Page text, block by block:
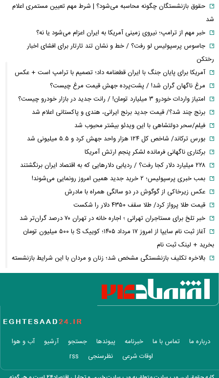
حقوق بازنشستگان چگونه محاسبه می‌شود؟ | شرط مهم تعیین مستمری اعلام
شد
خبر مهم از ترامپ؛ نیروی زمینی آمریکا به ایران اعزام می‌شود یا نه؟
جاسوس پرسپولیس لو رفت؟ / خط و نشان تند تارتار برای افشای اخبار
رختکن
آمریکا برای پایان جنگ با ایران قطعنامه داد؛ تصمیم با ترامپ است + عکس
مرغ ناگهان گران شد! / پشت‌پرده جهش قیمت مرغ چیست؟
امتیاز واردات خودرو ۳ میلیارد تومان! / رانت جدید در بازار خودرو چیست؟
برنج چند شد؟/ قیمت جدید برنج ایرانی، هندی و پاکستانی اعلام شد
فیلم/سحر دولتشاهی با این ویدئو بیشتر محبوب شد
بورس ترکاند/ شاخص کل ۱۲۴ هزار واحد جهش کرد و ۵.۵ میلیونی شد
برکناری ناگهانی فرمانده لشکر پنجم ارتش آمریکا
۲۲۸ میلیارد دلار کجا رفت؟ / ردیابی دلارهایی که به اقتصاد ایران برنگشتند
بمب خبری پرسپولیس؛ ۲ خرید جدید همین امروز رونمایی می‌شوند!
عکس زیرخاکی از گوگوش در دو سالگی همراه با مادرش
قیمت طلا پرواز کرد/ طلا سقف ۴۳۵۰ دلار را شکست
خبر تلخ برای مستاجران تهرانی ؛ اجاره خانه در تهران ۷۰ درصد گران‌تر شد
آغاز ثبت نام سایپا از امروز ۱۷ مرداد ۱۴۰۵؛ کوییک S با ۵۰۰ میلیون تومان
بخرید + لینک ثبت نام
بالاخره تکلیف بازنشستگی مشخص شد؛ زنان و مردان با این شرایط بازنشسته
می‌شوند
فیلم/واکنش نعیمه نظام‌دوست از بغل کردن دختری با استایل پسرانه
بازداشت دو جراح زیبایی قلابی که حوصله درس خواندن نداشتند!
سنتکام درباره محاصره دریایی ایران چه نقشه‌ای دارد؟
عکس عاشقانه سپند امیرسلیمانی با پسرش
استایل جذاب لیندا کیانی در اکران ماه پنهان + عکس
درباره ما تماس با ما خبرنامه پیوندها جستجو آرشیو
آب و هوا
اوقات شرعی
نظرسنجی rss